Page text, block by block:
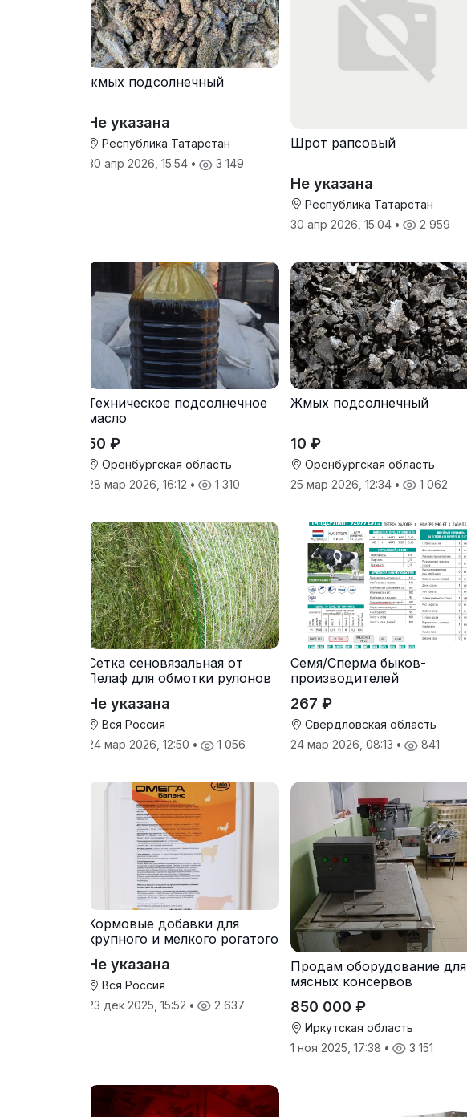
жмых подсолнечный
Не указана
Республика Татарстан
30 апр 2026, 15:54 • 3 149
Шрот рапсовый
Не указана
Республика Татарстан
30 апр 2026, 15:04 • 2 959
Техническое подсолнечное
масло
50 ₽
Оренбургская область
28 мар 2026, 16:12 • 1 310
Жмых подсолнечный
10 ₽
Оренбургская область
25 мар 2026, 12:34 • 1 062
Сетка сеновязальная от
Лелаф для обмотки рулонов
Не указана
Вся Россия
24 мар 2026, 12:50 • 1 056
Семя/Сперма быков-
производителей
267 ₽
Свердловская область
24 мар 2026, 08:13 • 841
Кормовые добавки для
крупного и мелкого рогатого
Не указана
Вся Россия
23 дек 2025, 15:52 • 2 637
Продам оборудование для
мясных консервов
850 000 ₽
Иркутская область
1 ноя 2025, 17:38 • 3 151